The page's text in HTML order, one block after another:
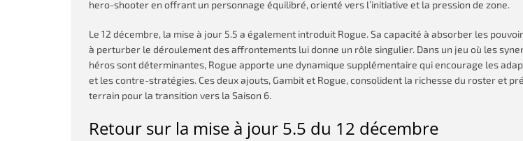
hero-shooter en offrant un personnage équilibré, orienté vers l’initiative et la pression de zone.
Le 12 décembre, la mise à jour 5.5 a également introduit Rogue. Sa capacité à absorber les
à perturber le déroulement des affrontements lui donne un rôle singulier. Dans un jeu où les
héros sont déterminantes, Rogue apporte une dynamique supplémentaire qui encourage les
et les contre-stratégies. Ces deux ajouts, Gambit et Rogue, consolident la richesse du roster et
terrain pour la transition vers la Saison 6.
Retour sur la mise à jour 5.5 du 12 décembre